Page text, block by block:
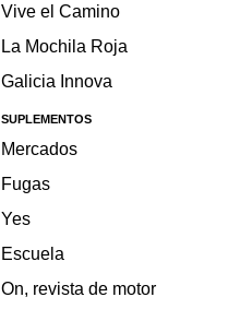
Vive el Camino
La Mochila Roja
Galicia Innova
SUPLEMENTOS
Mercados
Fugas
Yes
Escuela
On, revista de motor